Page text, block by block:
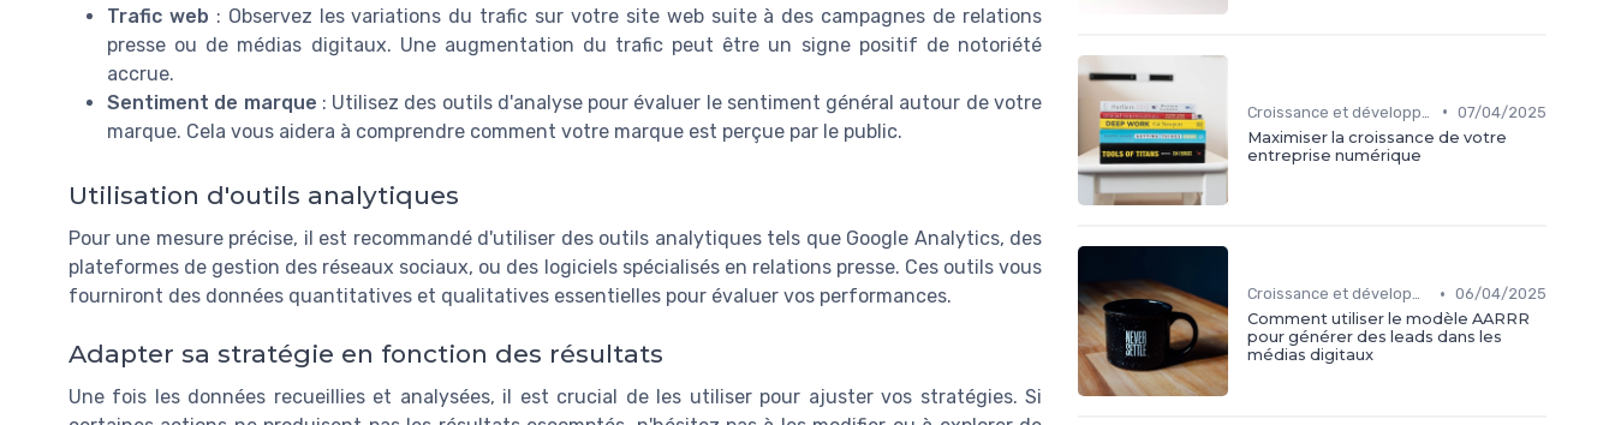
Trafic web : Observez les variations du trafic sur votre site web suite à des campagnes de relations
presse ou de médias digitaux. Une augmentation du trafic peut être un signe positif de notoriété
accrue.
Sentiment de marque : Utilisez des outils d'analyse pour évaluer le sentiment général autour de votre
marque. Cela vous aidera à comprendre comment votre marque est perçue par le public.
Utilisation d'outils analytiques
Pour une mesure précise, il est recommandé d'utiliser des outils analytiques tels que Google Analytics, des
plateformes de gestion des réseaux sociaux, ou des logiciels spécialisés en relations presse. Ces outils vous
fourniront des données quantitatives et qualitatives essentielles pour évaluer vos performances.
Adapter sa stratégie en fonction des résultats
Une fois les données recueillies et analysées, il est crucial de les utiliser pour ajuster vos stratégies. Si
• 07/04/2025
Maximiser la croissance de votre
entreprise numérique
Croissance et développement • 06/04/2025
Comment utiliser le modèle AARRR
pour générer des leads dans les
médias digitaux